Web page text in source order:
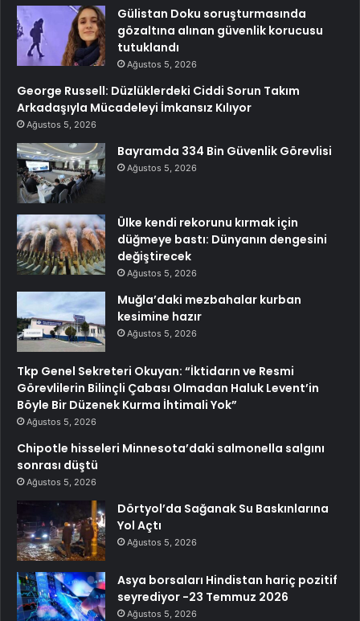
Gülistan Doku soruşturmasında
gözaltına alınan güvenlik korucusu
tutuklandı
Ağustos 5, 2026
George Russell: Düzlüklerdeki Ciddi Sorun Takım
Arkadaşıyla Mücadeleyi İmkansız Kılıyor
Ağustos 5, 2026
Bayramda 334 Bin Güvenlik Görevlisi
Ağustos 5, 2026
Ülke kendi rekorunu kırmak için
düğmeye bastı: Dünyanın dengesini
değiştirecek
Ağustos 5, 2026
Muğla’daki mezbahalar kurban
kesimine hazır
Ağustos 5, 2026
Tkp Genel Sekreteri Okuyan: “İktidarın ve Resmi
Görevlilerin Bilinçli Çabası Olmadan Haluk Levent’in
Böyle Bir Düzenek Kurma İhtimali Yok”
Ağustos 5, 2026
Chipotle hisseleri Minnesota’daki salmonella salgını
sonrası düştü
Ağustos 5, 2026
Dörtyol’da Sağanak Su Baskınlarına
Yol Açtı
Ağustos 5, 2026
Asya borsaları Hindistan hariç pozitif
seyrediyor -23 Temmuz 2026
Ağustos 5, 2026